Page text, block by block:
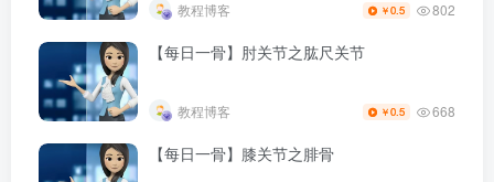
教程博客 ￥0.5 802
【每日一骨】肘关节之肱尺关节
教程博客 ￥0.5 668
【每日一骨】膝关节之腓骨